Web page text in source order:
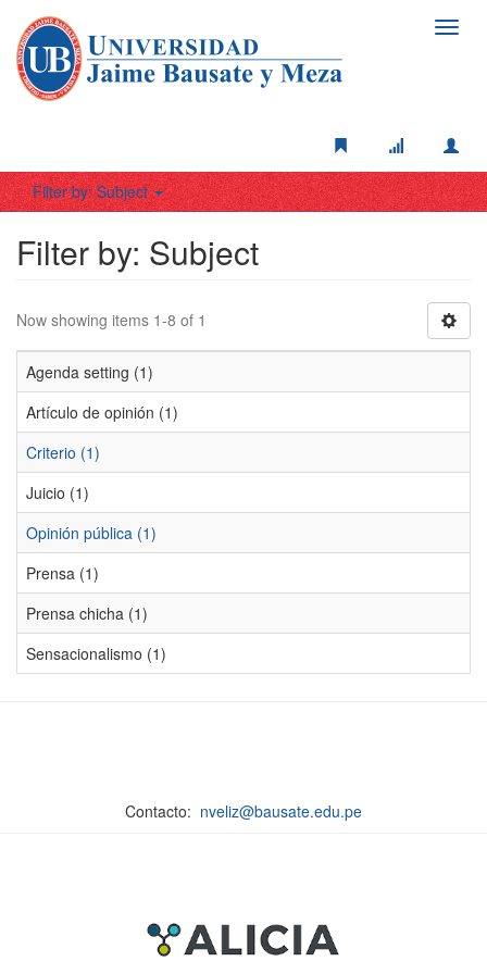
Filter by: Subject
Filter by: Subject
Now showing items 1-8 of 1
Agenda setting (1)
Artículo de opinión (1)
Criterio (1)
Juicio (1)
Opinión pública (1)
Prensa (1)
Prensa chicha (1)
Sensacionalismo (1)
Contacto: nveliz@bausate.edu.pe